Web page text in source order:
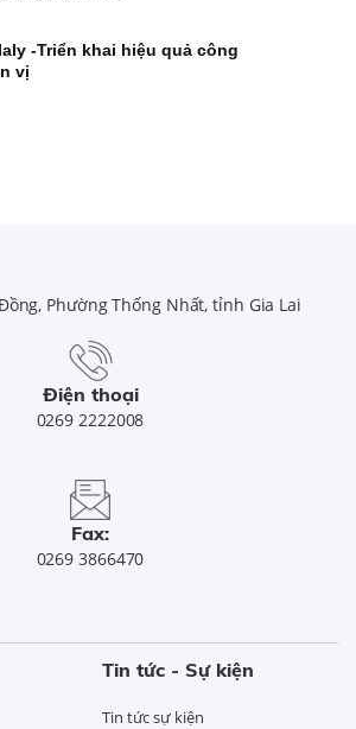
-Triển khai hiệu quả công
vị
Phường Thống Nhất, tỉnh Gia Lai
Điện thoại
0269 2222008
Fax:
0269 3866470
Tin tức - Sự kiện
Tin tức sự kiện